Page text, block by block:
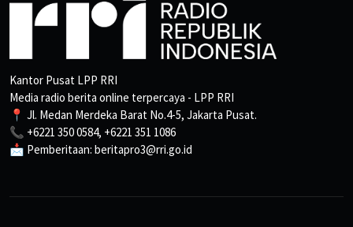
Kantor Pusat LPP RRI
Media radio berita online terpercaya - LPP RRI
📍 Jl. Medan Merdeka Barat No.4-5, Jakarta Pusat.
📞 +6221 350 0584, +6221 351 1086
📩 Pemberitaan: beritapro3@rri.go.id